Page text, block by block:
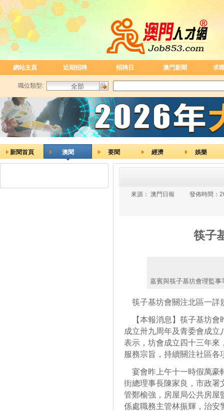
網站主頁 近期招聘 招聘日 澳門新聞 求
職位類型:
新聞首頁 澳聞 要聞 經濟 娛樂
來源： 澳門日報 發佈時間：
筷子
嘉賓與筷子基坊會理監事
筷子基坊會關注北區一詳
【本報消息】筷子基坊會
成立卅九周年及青委會成
表示，坊會成立四十三年來
服務宗旨，持續關注社區各
宴會昨上午十一時假萬豪
街總理事長陳家良，市政署
管鄭榆強，房屋局公共房屋
係處職務主管林振輝，治安